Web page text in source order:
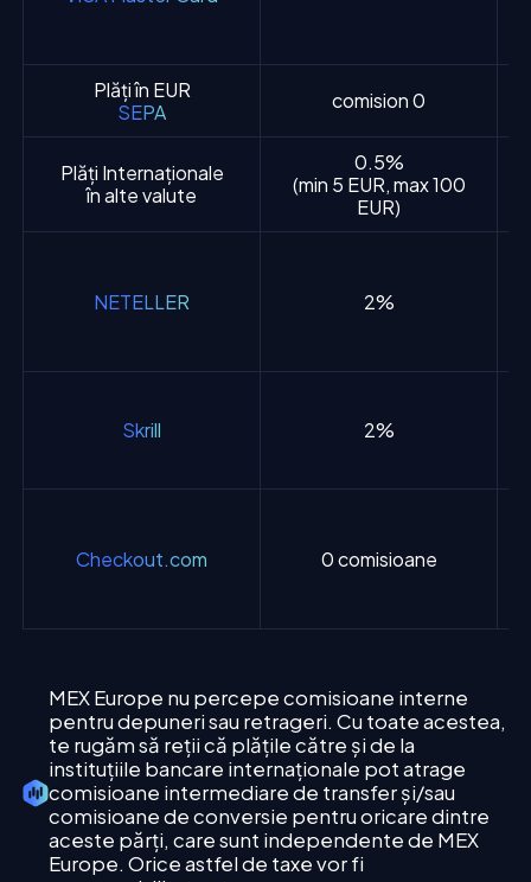
Plăți în EUR
SEPA
comision 0
Plăți Internaționale
în alte valute
0.5%
(min 5 EUR, max 100
EUR)
NETELLER 2%
Skrill 2%
Checkout.com 0 comisioane
MEX Europe nu percepe comisioane interne
pentru depuneri sau retrageri. Cu toate acestea,
te rugăm să reții că plățile către și de la
instituțiile bancare internaționale pot atrage
comisioane intermediare de transfer și/sau
comisioane de conversie pentru oricare dintre
aceste părți, care sunt independente de MEX
Europe. Orice astfel de taxe vor fi